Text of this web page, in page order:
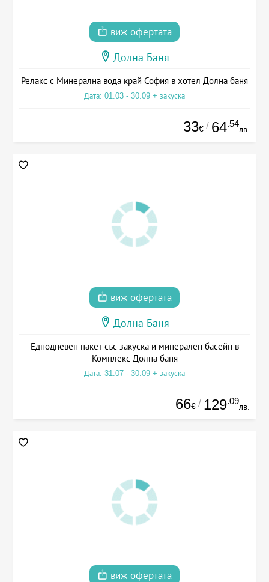
виж офертата
Долна Баня
Релакс с Минерална вода край София в хотел Долна баня
Дата: 01.03 - 30.09 + закуска
33€ / 64.54
лв.
виж офертата
Долна Баня
Еднодневен пакет със закуска и минерален басейн в
Комплекс Долна баня
Дата: 31.07 - 30.09 + закуска
66€ / 129.09
лв.
виж офертата